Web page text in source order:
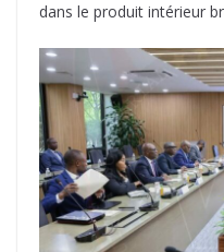
dans le produit intérieur